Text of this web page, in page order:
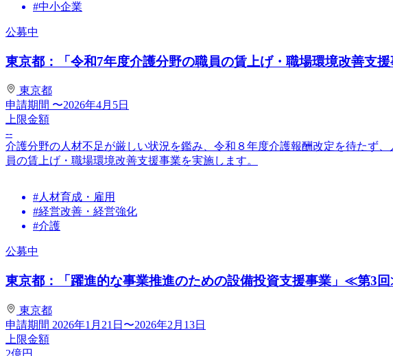
#中小企業
公募中
東京都：「令和7年度介護分野の職員の賃上げ・職場環境改善支援
東京都
申請期間 〜2026年4月5日
上限金額
--
介護分野の人材不足が厳しい状況を鑑み、令和８年度介護報酬改定を待たず
員の賃上げ・職場環境改善支援事業を実施します。
#人材育成・雇用
#経営改善・経営強化
#介護
公募中
東京都：「躍進的な事業推進のための設備投資支援事業」≪第3
東京都
申請期間 2026年1月21日〜2026年2月13日
上限金額
2億円